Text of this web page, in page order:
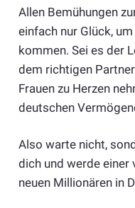
Allen Bemühungen
einfach nur Glück,
kommen. Sei es der
dem richtigen
Frauen zu Herzen
deutschen
Also warte nicht,
dich und werde einer
neuen Millionären in